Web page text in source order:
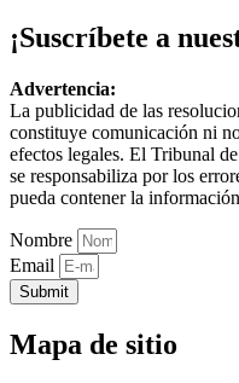
¡Suscríbete a
Advertencia:
La publicidad de las
constituye comunicación ni
efectos legales. El Tribunal
se responsabiliza por los
pueda contener la
Nombre
Email
Submit
Mapa de sitio